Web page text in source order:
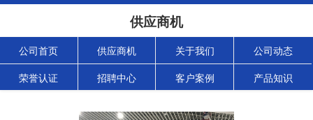
供应商机
公司首页 供应商机 关于我们 公司动态
荣誉认证 招聘中心 客户案例 产品知识